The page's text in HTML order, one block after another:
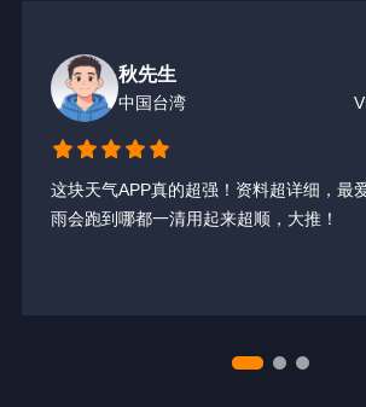
秋先生
中国台湾
这块天气APP真的超强！资料超详细，最
雨会跑到哪都一清用起来超顺，大推！